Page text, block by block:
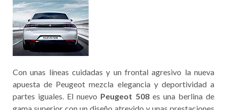
Con unas líneas cuidadas y un frontal agresivo la nueva
apuesta de Peugeot mezcla elegancia y deportividad a
partes iguales. El nuevo Peugeot 508es una berlina de